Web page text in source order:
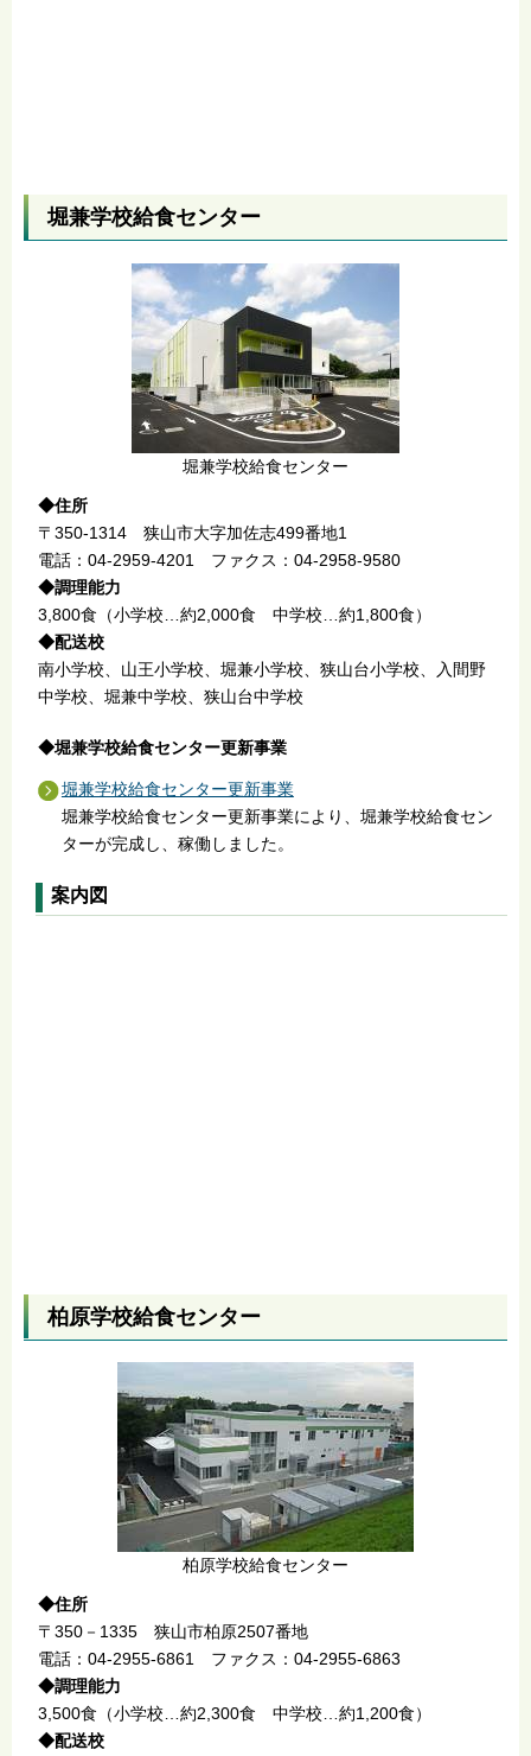
堀兼学校給食センター
堀兼学校給食センター
◆住所
〒350-1314 狭山市大字加佐志499番地1
電話：04-2959-4201 ファクス：04-2958-9580
◆調理能力
3,800食（小学校…約2,000食 中学校…約1,800食）
◆配送校
南小学校、山王小学校、堀兼小学校、狭山台小学校、入間野
中学校、堀兼中学校、狭山台中学校
◆堀兼学校給食センター更新事業
堀兼学校給食センター更新事業
堀兼学校給食センター更新事業により、堀兼学校給食セン
ターが完成し、稼働しました。
案内図
柏原学校給食センター
柏原学校給食センター
◆住所
〒350－1335 狭山市柏原2507番地
電話：04-2955-6861 ファクス：04-2955-6863
◆調理能力
3,500食（小学校…約2,300食 中学校…約1,200食）
◆配送校